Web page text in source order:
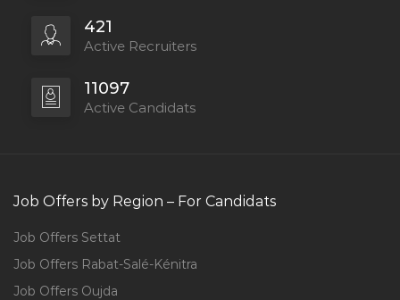
421
Active Recruiters
11097
Active Candidats
Job Offers by Region – For Candidats
Job Offers Settat
Job Offers Rabat-Salé-Kénitra
Job Offers Oujda